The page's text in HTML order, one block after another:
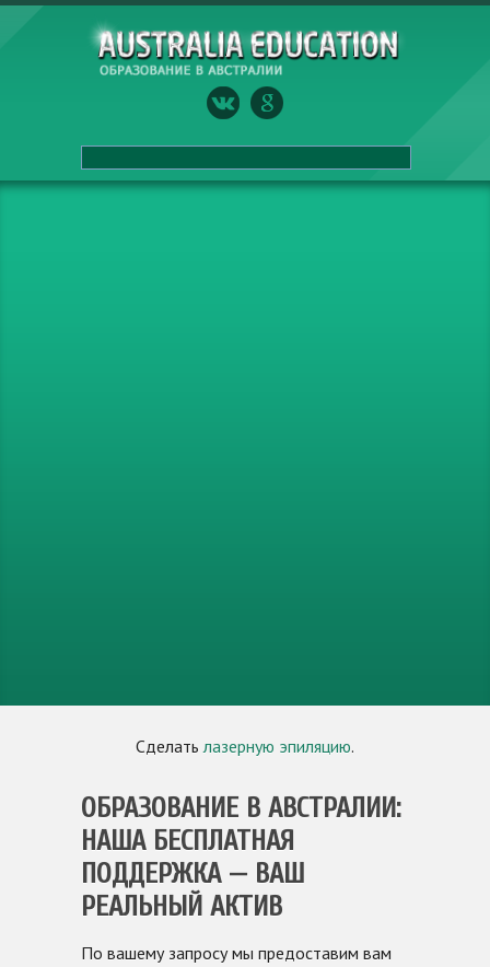
Сделатьлазерную эпиляцию.
ОБРАЗОВАНИЕ В АВСТРАЛИИ:
НАША БЕСПЛАТНАЯ
ПОДДЕРЖКА — ВАШ
РЕАЛЬНЫЙ АКТИВ
По вашему запросу мы предоставим вам